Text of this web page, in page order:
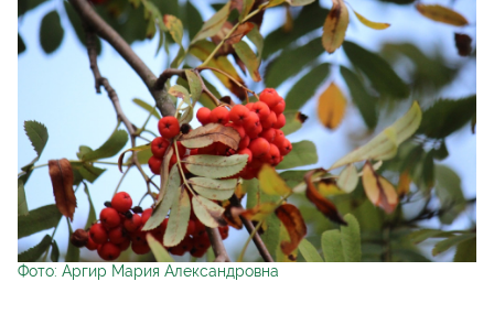
Фото: Аргир Мария Александровна